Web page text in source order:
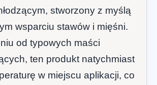
stworzony z myślą
wsparciu stawów i mięśni.
od typowych maści
ten produkt natychmiast
w miejscu aplikacji, co